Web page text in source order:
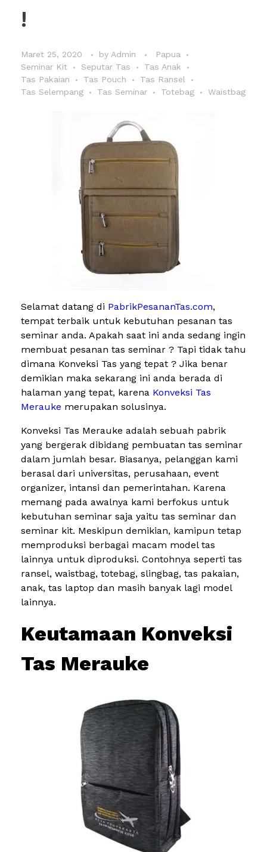
!
Maret 25, 2020 by Admin
Papua
Seminar Kit
Seputar Tas
Tas Anak
Tas Pakaian
Tas Pouch
Tas Ransel
Tas Selempang
Tas Seminar Totebag Waistbag
Selamat datang di PabrikPesananTas.com,
tempat terbaik untuk kebutuhan pesanan tas
seminar anda. Apakah saat ini anda sedang ingin
membuat pesanan tas seminar ? Tapi tidak tahu
dimana Konveksi Tas yang tepat ? Jika benar
demikian maka sekarang ini anda berada di
halaman yang tepat, karena Konveksi Tas
Merauke merupakan solusinya.
Konveksi Tas Merauke adalah sebuah pabrik
yang bergerak dibidang pembuatan tas seminar
dalam jumlah besar. Biasanya, pelanggan kami
berasal dari universitas, perusahaan, event
organizer, intansi dan pemerintahan. Karena
memang pada awalnya kami berfokus untuk
kebutuhan seminar saja yaitu tas seminar dan
seminar kit. Meskipun demikian, kamipun tetap
memproduksi berbagai macam model tas
lainnya untuk diproduksi. Contohnya seperti tas
ransel, waistbag, totebag, slingbag, tas pakaian,
anak, tas laptop dan masih banyak lagi model
lainnya.
Keutamaan Konveksi
Tas Merauke